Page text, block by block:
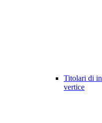
Titolari di
vertice